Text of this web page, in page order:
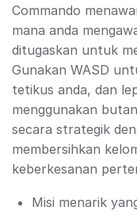
Commando
mana anda
ditugaskan untuk
Gunakan WASD
tetikus anda, dan
menggunakan
secara strategik
membersihkan
keberkesanan
Misi menarik